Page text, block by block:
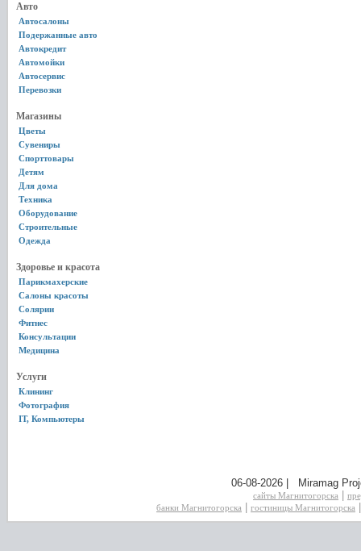
Авто
Автосалоны
Подержанные авто
Автокредит
Автомойки
Автосервис
Перевозки
Магазины
Цветы
Сувениры
Спорттовары
Детям
Для дома
Техника
Оборудование
Строительные
Одежда
Здоровье и красота
Парикмахерские
Салоны красоты
Солярии
Фитнес
Консультации
Медицина
Услуги
Клининг
Фотография
IT, Компьютеры
06-08-2026 | Miramag
сайты Магнитогорска
банки Магнитогорска
гостиницы Магнитогорска